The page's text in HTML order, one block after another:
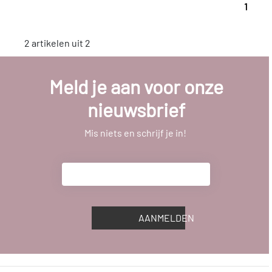
1
2 artikelen uit 2
Meld je aan voor onze
nieuwsbrief
Mis niets en schrijf je in!
AANMELDEN